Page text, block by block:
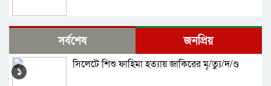
সিলেটে বিভাগে সবচেয়ে বেশী ঝুঁকিপূর্ণ ভোটকেন্দ্র
সুনামগঞ্জে, কম সিলেটে
সিলেটে সহকারি রিটার্নিং কর্মকর্তার দায়িত্ব পালন
সর্বশেষ জনপ্রিয়
১
সিলেটে শিশু ফাহিমা হত্যায় জাকিরের মৃ/ত্যু/দ/ণ্ড